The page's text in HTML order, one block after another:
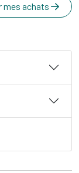
mes achats